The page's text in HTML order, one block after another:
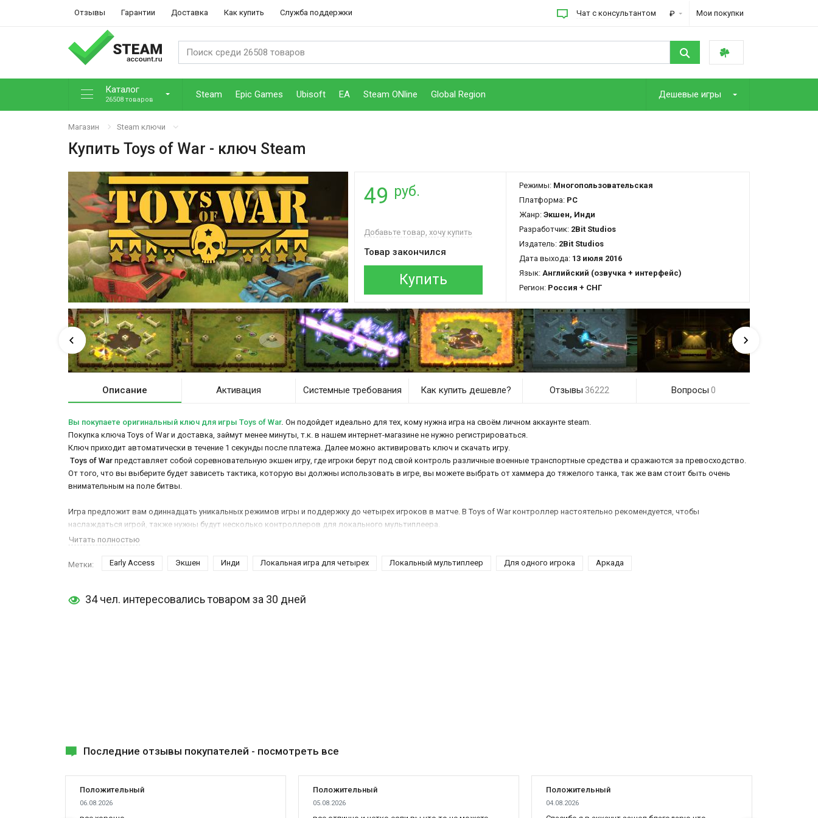
Отзывы Гарантии Доставка Как купить Служба поддержки Чат с консультантом ₽ Мои покупки
Каталог
26508 товаров Steam Epic Games Ubisoft EA Steam ONline Global Region Дешевые игры
Магазин Steam ключи
Купить Toys of War - ключ Steam
49 руб.
Добавьте товар, хочу купить
Товар закончился
Купить
Режимы: Многопользовательская
Платформа: PC
Жанр: Экшен, Инди
Разработчик: 2Bit Studios
Издатель: 2Bit Studios
Дата выхода: 13 июля 2016
Язык: Английский (озвучка + интерфейс)
Регион: Россия + СНГ
Описание Активация Системные требования Как купить дешевле? Отзывы 36222 Вопросы 0
Вы покупаете оригинальный ключ для игры Toys of War. Он подойдет идеально для тех, кому нужна игра на своём личном аккаунте steam.
Покупка ключа Toys of War и доставка, займут менее минуты, т.к. в нашем интернет-магазине не нужно регистрироваться.
Ключ приходит автоматически в течение 1 секунды после платежа. Далее можно активировать ключ и скачать игру.
Toys of War представляет собой соревновательную экшен игру, где игроки берут под свой контроль различные военные транспортные средства и сражаются за превосходство.
От того, что вы выберите будет зависеть тактика, которую вы должны использовать в игре, вы можете выбрать от хаммера до тяжелого танка, так же вам стоит быть очень
внимательным на поле битвы.
Игра предложит вам одиннадцать уникальных режимов игры и поддержку до четырех игроков в матче. В Toys of War контроллер настоятельно рекомендуется, чтобы
наслаждаться игрой, также нужны будут несколько контроллеров для локального мультиплеера.
Читать полностью
Метки: Early Access Экшен Инди Локальная игра для четырех Локальный мультиплеер Для одного игрока Аркада
34 чел. интересовались товаром за 30 дней
Последние отзывы покупателей - посмотреть все
Положительный
06.08.2026
Положительный
05.08.2026
Положительный
04.08.2026